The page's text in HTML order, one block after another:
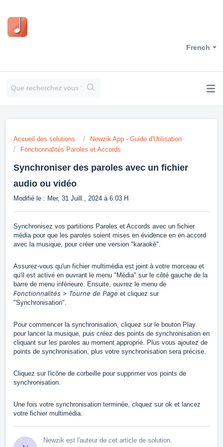
French
Accueil des solutions
Newzik App - Guide d'Utilisation
Fonctionnalités Paroles et Accords
Synchroniser des paroles avec un fichier
audio ou vidéo
Modifié le : Mer, 31 Juill., 2024 à 6:03 H
Synchronisez vos partitions Paroles et Accords avec un fichier
média pour que les paroles soient mises en évidence en en accord
avec la musique, pour créer une version "karaoké".
Assurez-vous qu'un fichier multimédia est joint à votre morceau et
qu'il est activé en ouvrant le menu "Média" sur le côté gauche de la
barre de menu inférieure. Ensuite, ouvrez le menu de
Fonctionnalités > Tourne de Page et cliquez sur
"Synchronisation".
Pour commencer la synchronisation, cliquez sur le bouton Play
pour lancer la musique, puis créez des points de synchronisation en
cliquant sur les paroles au moment approprié. Plus vous ajoutez de
points de synchronisation, plus votre synchronisation sera précise.
Cliquez sur l'icône de corbeille pour supprimer vos points de
synchronisation.
Une fois votre synchronisation terminée, cliquez sur ok et lancez
votre fichier multimédia.
Newzik est l'auteur de cet article de solution.